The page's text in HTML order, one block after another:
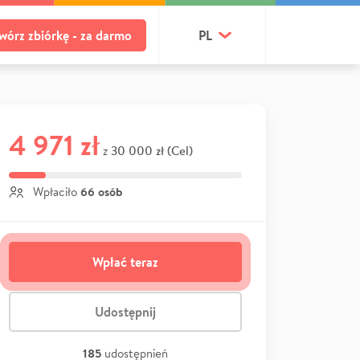
zbiórkę - za darmo PL
4 971 zł z 30 000 zł (Cel)
Wpłaciło 66 osób
Wpłać teraz
Udostępnij
185 udostępnień